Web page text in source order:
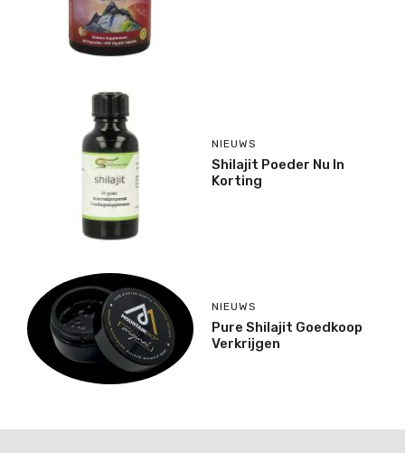
NIEUWS
Shilajit Poeder Nu In
Korting
NIEUWS
Pure Shilajit Goedkoop
Verkrijgen